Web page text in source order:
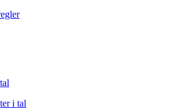
i tal